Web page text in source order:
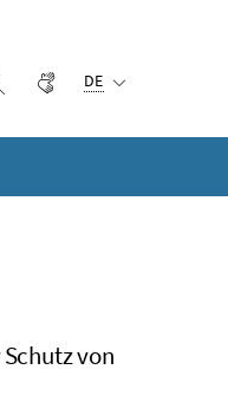
Suche einblenden
Gebärdensprache
DE
von